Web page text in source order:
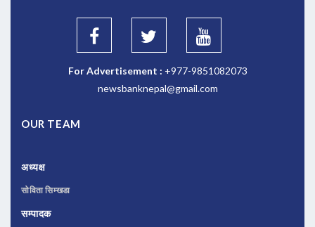
For Advertisement : +977-9851082073
newsbanknepal@gmail.com
OUR TEAM
अध्यक्ष
सोविता सिम्खडा
सम्पादक